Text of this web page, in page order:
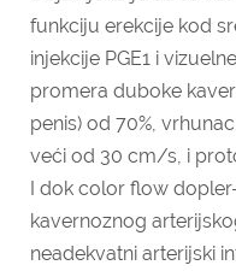
funkciju erekcije kod
injekcije PGE1 i
promera duboke
penis) od 70%,
veći od 30 cm/s, i
I dok color flow
kavernoznog
neadekvatni arterijski